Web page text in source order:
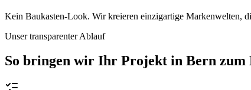
Kein Baukasten-Look. Wir kreieren einzigartige Markenwelten,
Unser transparenter Ablauf
So bringen wir Ihr Projekt in Bern zum